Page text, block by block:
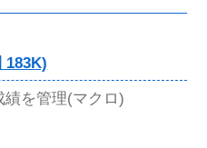
183K)
を管理(マクロ)